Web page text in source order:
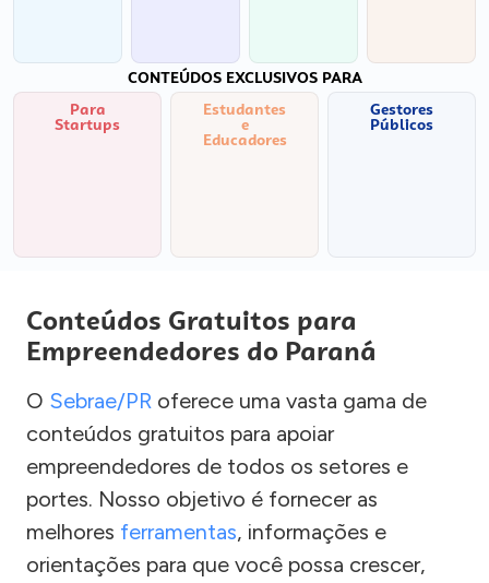
CONTEÚDOS EXCLUSIVOS PARA
Para
Startups
Estudantes
e
Educadores
Gestores
Públicos
Conteúdos Gratuitos para
Empreendedores do Paraná
O Sebrae/PR oferece uma vasta gama de
conteúdos gratuitos para apoiar
empreendedores de todos os setores e
portes. Nosso objetivo é fornecer as
melhores ferramentas, informações e
orientações para que você possa crescer,